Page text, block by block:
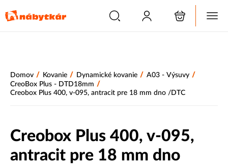
Domov / Kovanie / Dynamické kovanie / A03 - Výsuvy /
CreoBox Plus - DTD18mm /
Creobox Plus 400, v-095, antracit pre 18 mm dno /DTC
Creobox Plus 400, v-095,
antracit pre 18 mm dno